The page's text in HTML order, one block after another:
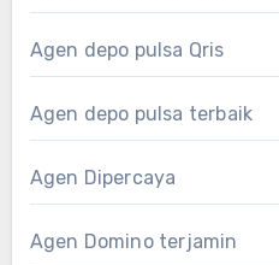
Agen depo pulsa Qris
Agen depo pulsa terbaik
Agen Dipercaya
Agen Domino terjamin